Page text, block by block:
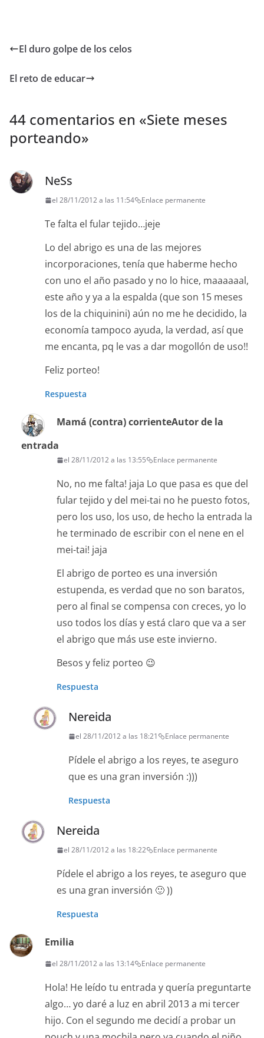
El duro golpe de los celos
El reto de educar
44 comentarios en «Siete meses
porteando»
NeSs
el 28/11/2012 a las 11:54 Enlace permanente
Te falta el fular tejido…jeje
Lo del abrigo es una de las mejores
incorporaciones, tenía que haberme hecho
con uno el año pasado y no lo hice, maaaaaal,
este año y ya a la espalda (que son 15 meses
los de la chiquinini) aún no me he decidido, la
economía tampoco ayuda, la verdad, así que
me encanta, pq le vas a dar mogollón de uso!!
Feliz porteo!
Respuesta
Mamá (contra) corrienteAutor de la
entrada
el 28/11/2012 a las 13:55 Enlace permanente
No, no me falta! jaja Lo que pasa es que del
fular tejido y del mei-tai no he puesto fotos,
pero los uso, los uso, de hecho la entrada la
he terminado de escribir con el nene en el
mei-tai! jaja
El abrigo de porteo es una inversión
estupenda, es verdad que no son baratos,
pero al final se compensa con creces, yo lo
uso todos los días y está claro que va a ser
el abrigo que más use este invierno.
Besos y feliz porteo 😉
Respuesta
Nereida
el 28/11/2012 a las 18:21 Enlace permanente
Pídele el abrigo a los reyes, te aseguro
que es una gran inversión :)))
Respuesta
Nereida
el 28/11/2012 a las 18:22 Enlace permanente
Pídele el abrigo a los reyes, te aseguro que
es una gran inversión 🙂 ))
Respuesta
Emilia
el 28/11/2012 a las 13:14 Enlace permanente
Hola! He leído tu entrada y quería preguntarte
algo… yo daré a luz en abril 2013 a mi tercer
hijo. Con el segundo me decidí a probar un